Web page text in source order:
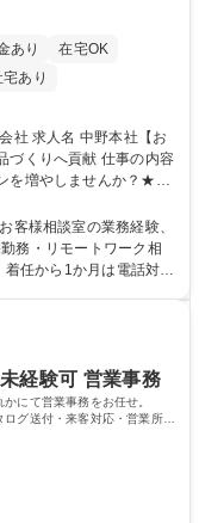
あり
在宅OK
あり
【お
貢献 仕事の内容
を増やしませんか？★≫
上で、窓口となるお客
声に迅速かつ誠意をも
反映しています。 【具
へ貢献
客様相談室の業務経験、
務・リモートワーク相
グループの広報機能を担
上げたホスピタリティ
連業務を行っておりま
経験可 営業事務
にて営業事務をお任せ。
グ送付・来客対応・営業所内